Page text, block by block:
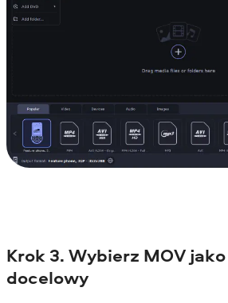
Krok 3. Wybierz MOV
docelowy